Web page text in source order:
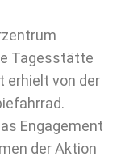
Tagesstätte
erhielt von der
Engagement
der Aktion